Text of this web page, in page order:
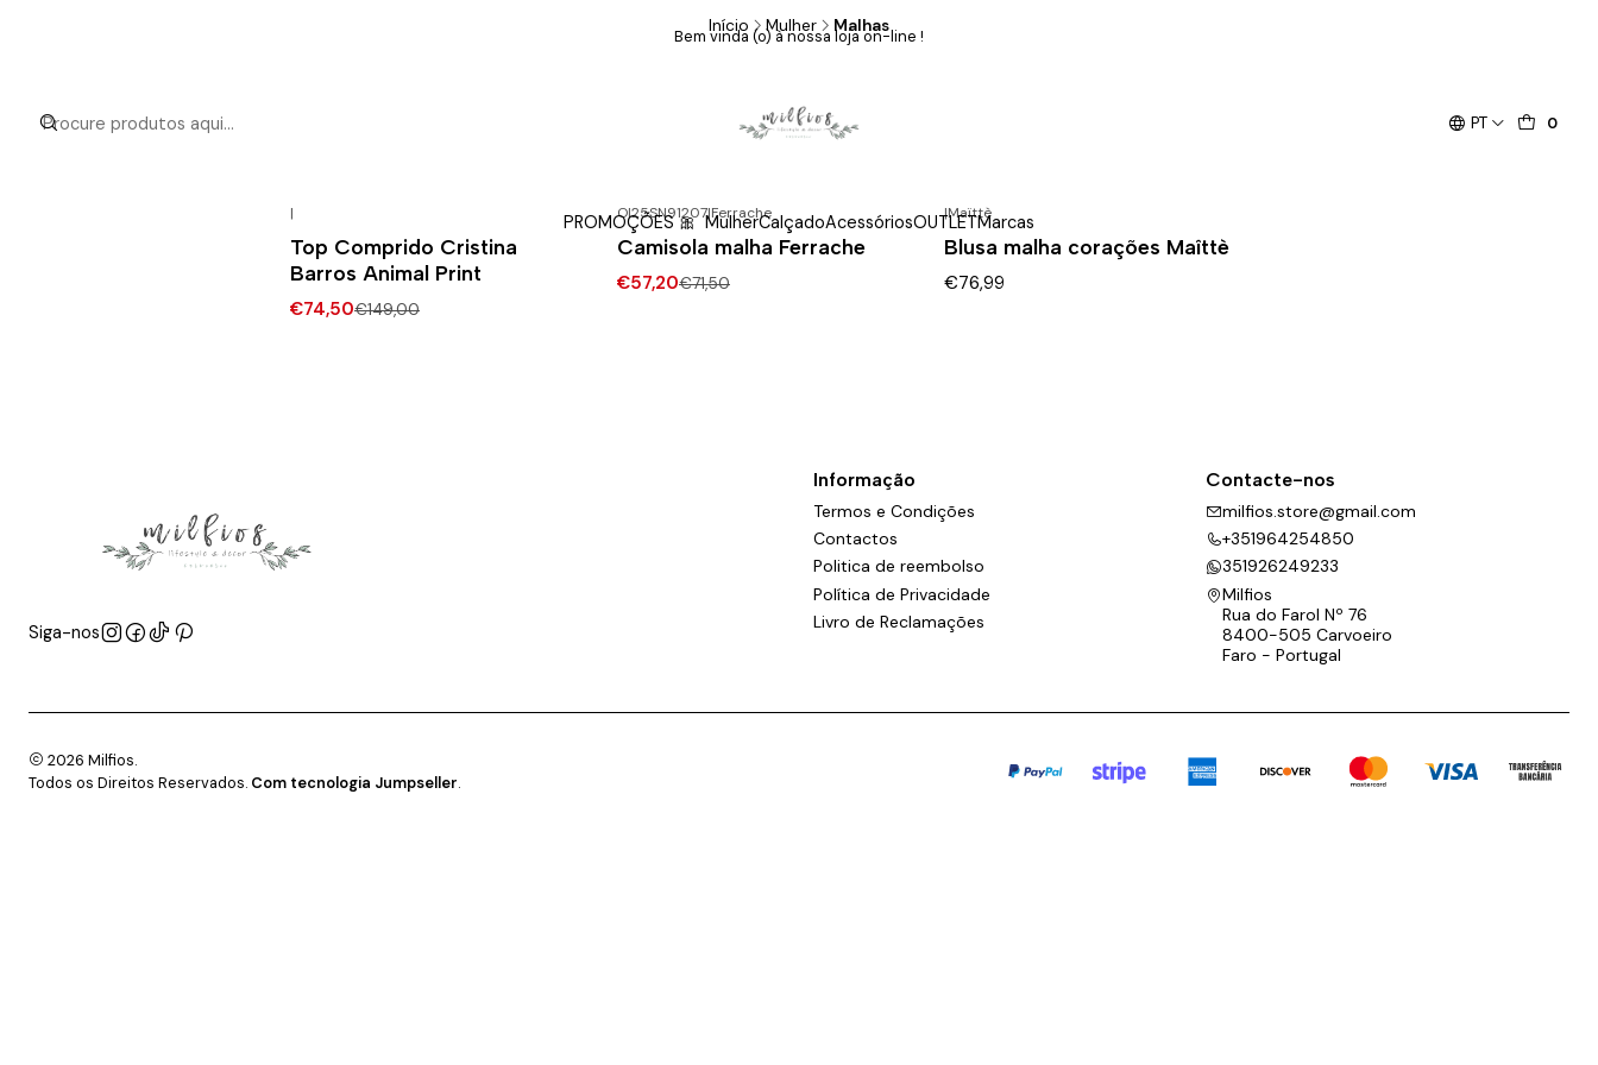
PT 0
PROMOÇÕES 🎀MulherCalçadoAcessóriosOUTLETMarcas
Bem vinda (o) à nossa loja on-line !
Início Mulher Malhas
Malhas
|
Top Comprido Cristina
Barros Animal Print
€74,50€149,00
-20% DESCONTO
OI25SN91207|Ferrache
Camisola malha Ferrache
€57,20€71,50
|Maïttè
Blusa malha corações Maîttè
€76,99
Siga-nos
Informação
Termos e Condições
Contactos
Politica de reembolso
Política de Privacidade
Livro de Reclamações
Contacte-nos
milfios.store@gmail.com
+351964254850
351926249233
Milfios
Rua do Farol Nº 76
8400-505 Carvoeiro
Faro - Portugal
2026 Milfios.
Todos os Direitos Reservados. Com tecnologia Jumpseller.